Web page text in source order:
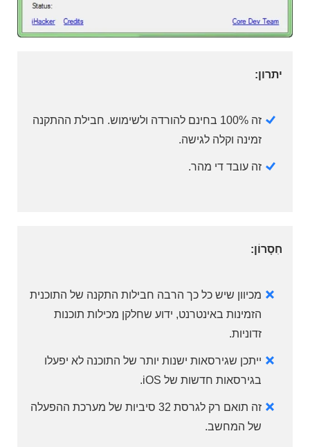
יתרון:
זה 100% בחינם להורדה ולשימוש. חבילת ההתקנה
זמינה וקלה לגישה.
זה עובד די מהר.
חִסָרוֹן:
מכיוון שיש כל כך הרבה חבילות התקנה של התוכנית
הזמינות באינטרנט, ידוע שחלקן מכילות תוכנות
זדוניות.
ייתכן שגירסאות ישנות יותר של התוכנה לא יפעלו
בגירסאות חדשות של iOS.
זה תואם רק לגרסת 32 סיביות של מערכת ההפעלה
של המחשב.